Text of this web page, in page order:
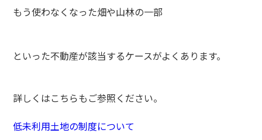
もう使わなくなった畑や山林の一部
といった不動産が該当するケースがよくあります。
詳しくはこちらもご参照ください。
低未利用土地の制度について